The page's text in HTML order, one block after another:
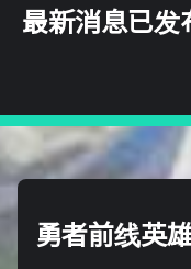
最新消息已
勇者前线英